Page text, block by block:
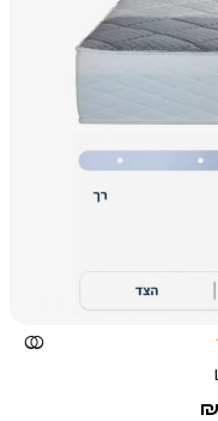
rating